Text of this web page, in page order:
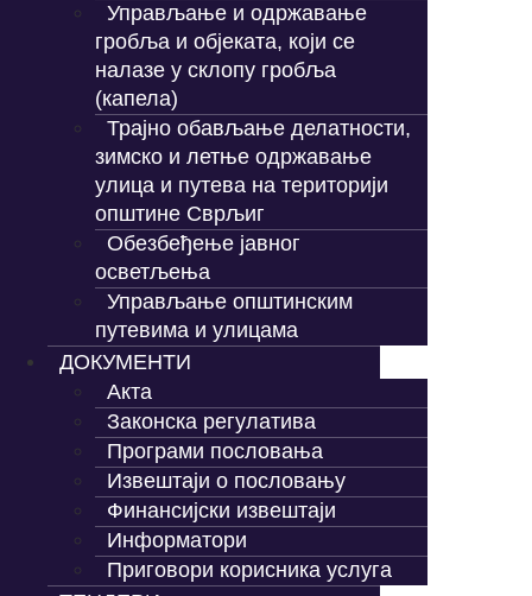
Управљање и одржавање
гробља и објеката, који се
налазе у склопу гробља
(капела)
Трајно обављање делатности,
зимско и летње одржавање
улица и путева на територији
општине Сврљиг
Обезбеђење јавног
осветљења
Управљање општинским
путевима и улицама
ДОКУМЕНТИ
Акта
Законска регулатива
Програми пословања
Извештаји о пословању
Финансијски извештаји
Информатори
Приговори корисника услуга